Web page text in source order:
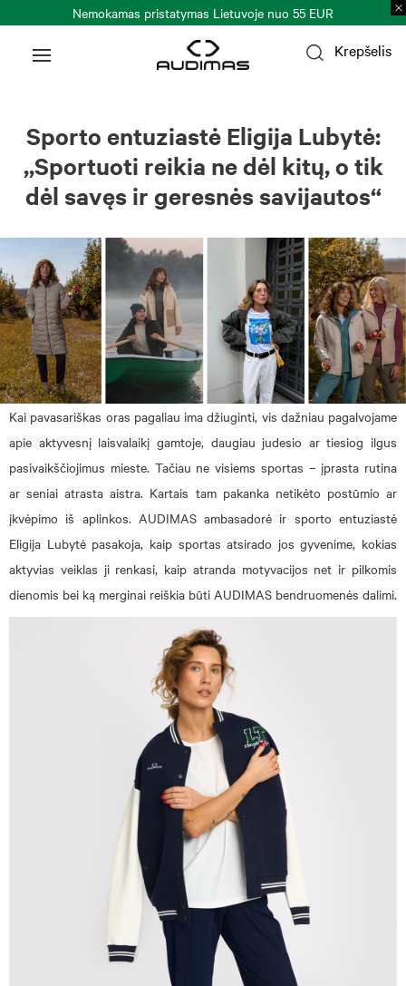
Nemokamas pristatymas Lietuvoje nuo 55 EUR
Krepšelis
Sporto entuziastė Eligija Lubytė:
,,Sportuoti reikia ne dėl kitų, o tik
dėl savęs ir geresnės savijautos“
Kai pavasariškas oras pagaliau ima džiuginti, vis dažniau pagalvojame
apie aktyvesnį laisvalaikį gamtoje, daugiau judesio ar tiesiog ilgus
pasivaikščiojimus mieste. Tačiau ne visiems sportas – įprasta rutina
ar seniai atrasta aistra. Kartais tam pakanka netikėto postūmio ar
įkvėpimo iš aplinkos. AUDIMAS ambasadorė ir sporto entuziastė
Eligija Lubytė pasakoja, kaip sportas atsirado jos gyvenime, kokias
aktyvias veiklas ji renkasi, kaip atranda motyvacijos net ir pilkomis
dienomis bei ką merginai reiškia būti AUDIMAS bendruomenės dalimi.